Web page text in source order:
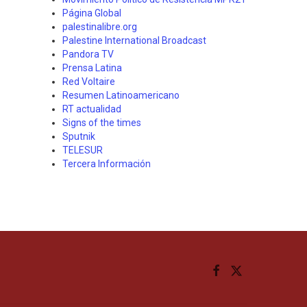
Página Global
palestinalibre.org
Palestine International Broadcast
Pandora TV
Prensa Latina
Red Voltaire
Resumen Latinoamericano
RT actualidad
Signs of the times
Sputnik
TELESUR
Tercera Información